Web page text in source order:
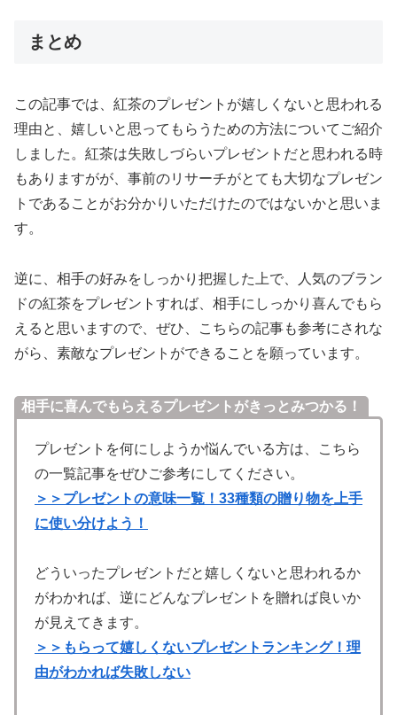
まとめ
この記事では、紅茶のプレゼントが嬉しくないと思われる
理由と、嬉しいと思ってもらうための方法についてご紹介
しました。紅茶は失敗しづらいプレゼントだと思われる時
もありますがが、事前のリサーチがとても大切なプレゼン
トであることがお分かりいただけたのではないかと思いま
す。
逆に、相手の好みをしっかり把握した上で、人気のブラン
ドの紅茶をプレゼントすれば、相手にしっかり喜んでもら
えると思いますので、ぜひ、こちらの記事も参考にされな
がら、素敵なプレゼントができることを願っています。
相手に喜んでもらえるプレゼントがきっとみつかる！
プレゼントを何にしようか悩んでいる方は、こちら
の一覧記事をぜひご参考にしてください。
＞＞プレゼントの意味一覧！33種類の贈り物を上手
に使い分けよう！
どういったプレゼントだと嬉しくないと思われるか
がわかれば、逆にどんなプレゼントを贈れば良いか
が見えてきます。
＞＞もらって嬉しくないプレゼントランキング！理
由がわかれば失敗しない